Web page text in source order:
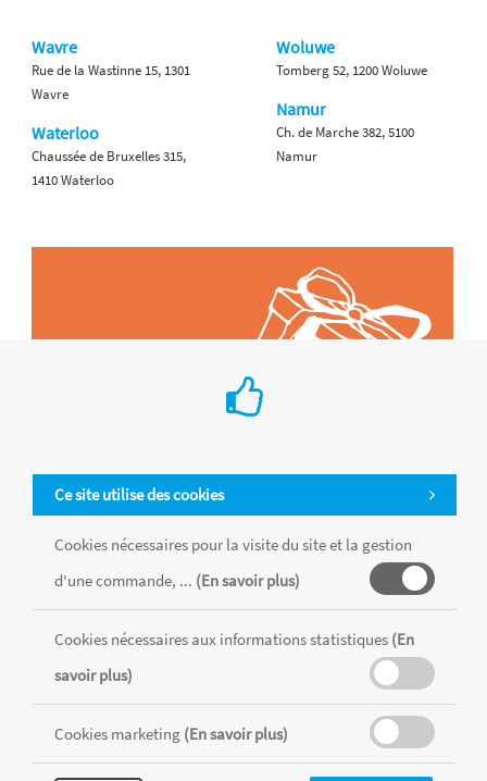
Ce site utilise des cookies
Cookies nécessaires pour la visite du site et la gestion
d'une commande, ... (En savoir plus)
Cookies nécessaires aux informations statistiques (En
savoir plus)
Cookies marketing (En savoir plus)
Wavre
Rue de la Wastinne 15, 1301
Wavre
Waterloo
Chaussée de Bruxelles 315,
1410 Waterloo
Woluwe
Tomberg 52, 1200 Woluwe
Namur
Ch. de Marche 382, 5100
Namur
chaque magasin, toutes taxes comprises.
MENTIONS LÉGALES CONDITIONS GÉNÉRALES
RÉALISÉ AVEC MERCATOR